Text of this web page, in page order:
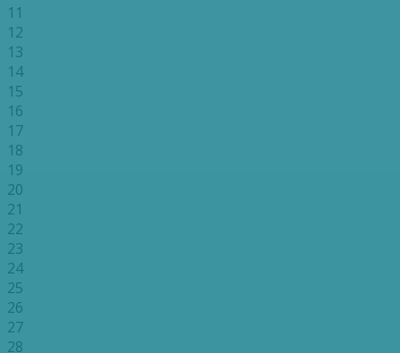
11
12
13
14
15
16
17
18
19
20
21
22
23
24
25
26
27
28